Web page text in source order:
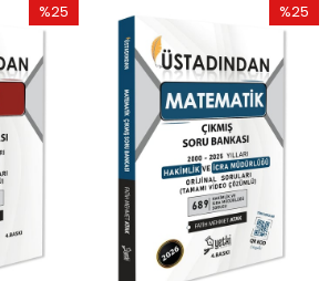
%25
%25İndirim
%25